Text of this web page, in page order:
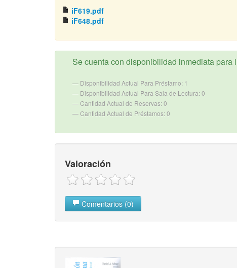
iF619.pdf
iF648.pdf
Se cuenta con disponibilidad inmediata para
Disponibilidad Actual Para Préstamo: 1
Disponibilidad Actual Para Sala de Lectura: 0
Cantidad Actual de Reservas: 0
Cantidad Actual de Préstamos: 0
Valoración
Comentarios (0)